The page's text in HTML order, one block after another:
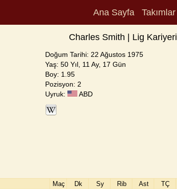
Ana Sayfa Takımlar
Charles Smith | Lig Kariyeri
Doğum Tarihi: 22 Ağustos 1975
Yaş: 50 Yıl, 11 Ay, 17 Gün
Boy: 1.95
Pozisyon: 2
Uyruk:
ABD
Maç Dk Sy Rib Ast TÇ